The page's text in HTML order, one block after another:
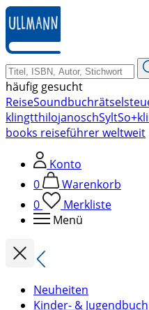
zum
Hauptinhalt
springen
häufig gesucht
ReiseSoundbuchrätsel
klingtthilojanoschSylt
books reiseführer weltweit
Konto
0
Warenkorb
0
Merkliste
Menü
Neuheiten
Kinder- & Jugendbuch